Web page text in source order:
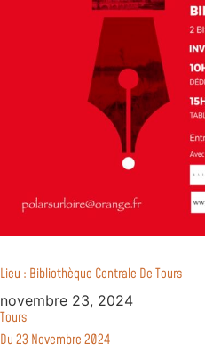
Lieu : Bibliothèque Centrale De Tours
novembre 23, 2024
Tours
Du 23 Novembre 2024